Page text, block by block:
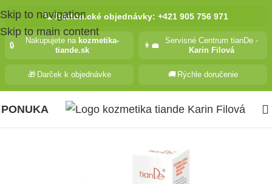
Skip to navigation
Skip to main content
📞Telefonické objednávky: +421 905 756 971
🔒
Nakupujete na kozmetika-
tiande.sk
👩‍💼
Servisné Centrum tianDe -
Karin Filová
🎁 Darček k objednávke 🚚 Rýchle doručenie
PONUKA